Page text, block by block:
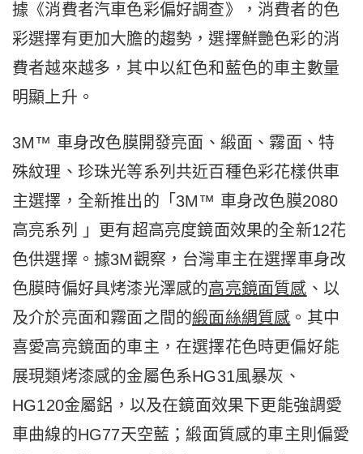
據《消費者汽車色彩偏好調查》，消費者的色
彩選擇有更加大膽的趨勢，選擇鮮艷色彩的消
費者越來越多，其中以紅色和藍色的車主數量
明顯上升。
3M™ 車身改色膜開發亮面、緞面、霧面、特
殊紋理、珍珠光等系列共近百種色彩花樣供車
主選擇，全新推出的「3M™ 車身改色膜2080
高亮系列 」更有超高亮度鏡面效果的全新12花
色供選擇。據3M觀察，台灣車主在選擇車身改
色膜時偏好具烤漆光澤感的高亮鏡面質感 、以
及介於亮面和霧面之間的緞面絲綢質感 。其中
喜愛高亮鏡面的車主，在選擇花色時更偏好能
展現類烤漆感的金屬色系HG31風暴灰、
HG120金屬鋁，以及在鏡面效果下更能強調愛
車曲線的HG77天空藍；緞面質感的車主則偏愛